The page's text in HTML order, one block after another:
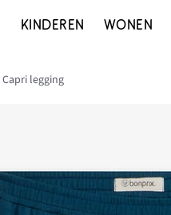
KINDEREN WONEN
Capri legging